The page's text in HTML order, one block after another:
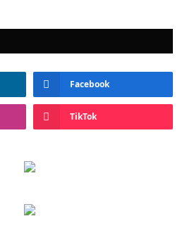
Facebook
TikTok